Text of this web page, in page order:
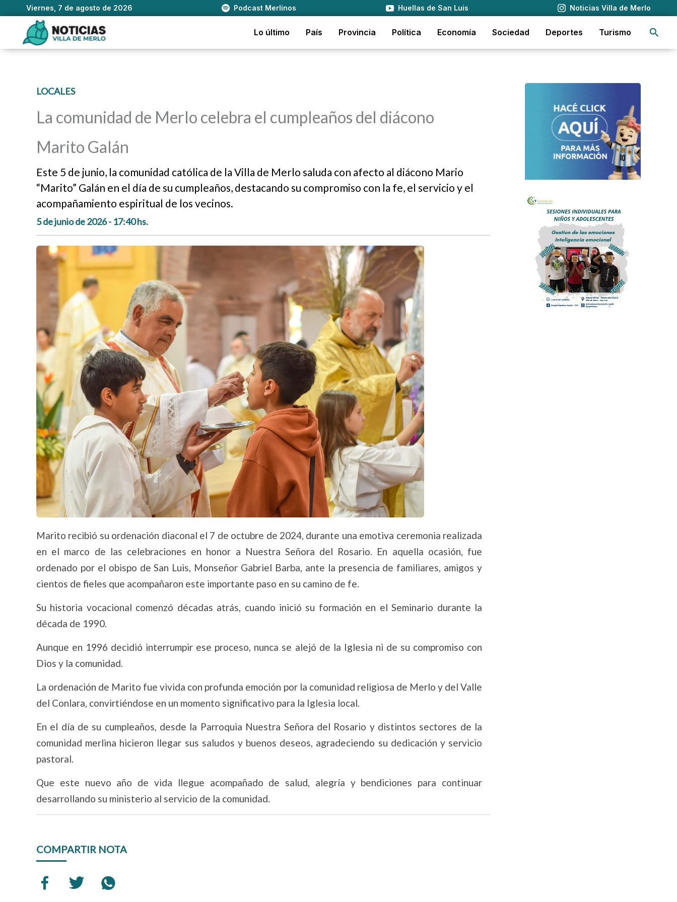
Viernes, 7 de agosto de 2026 Podcast Merlinos Huellas de San Luis Noticias Villa de Merlo
contenido
Lo último País Provincia Política Economía Sociedad Deportes Turismo
LOCALES
La comunidad de Merlo celebra el cumpleaños del diácono
Marito Galán
Este 5 de junio, la comunidad católica de la Villa de Merlo saluda con afecto al diácono Mario
“Marito” Galán en el día de su cumpleaños, destacando su compromiso con la fe, el servicio y el
acompañamiento espiritual de los vecinos.
5 de junio de 2026 - 17:40 hs.
Marito recibió su ordenación diaconal el 7 de octubre de 2024, durante una emotiva ceremonia realizada
en el marco de las celebraciones en honor a Nuestra Señora del Rosario. En aquella ocasión, fue
ordenado por el obispo de San Luis, Monseñor Gabriel Barba, ante la presencia de familiares, amigos y
cientos de fieles que acompañaron este importante paso en su camino de fe.
Su historia vocacional comenzó décadas atrás, cuando inició su formación en el Seminario durante la
década de 1990.
Aunque en 1996 decidió interrumpir ese proceso, nunca se alejó de la Iglesia ni de su compromiso con
Dios y la comunidad.
La ordenación de Marito fue vivida con profunda emoción por la comunidad religiosa de Merlo y del Valle
del Conlara, convirtiéndose en un momento significativo para la Iglesia local.
En el día de su cumpleaños, desde la Parroquia Nuestra Señora del Rosario y distintos sectores de la
comunidad merlina hicieron llegar sus saludos y buenos deseos, agradeciendo su dedicación y servicio
pastoral.
Que este nuevo año de vida llegue acompañado de salud, alegría y bendiciones para continuar
desarrollando su ministerio al servicio de la comunidad.
COMPARTIR NOTA